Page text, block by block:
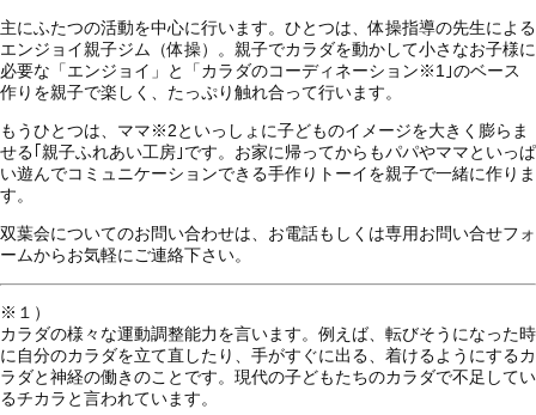
主にふたつの活動を中心に行います。ひとつは、体操指導の先生による
エンジョイ親子ジム（体操）。親子でカラダを動かして小さなお子様に
必要な「エンジョイ」と「カラダのコーディネーション※1 ｣のベース
作りを親子で楽しく、たっぷり触れ合って行います。
もうひとつは、ママ※2といっしょに子どものイメージを大きく膨らま
せる｢親子ふれあい工房｣です。お家に帰ってからもパパやママといっぱ
い遊んでコミュニケーションできる手作りトーイを親子で一緒に作りま
す。
双葉会についてのお問い合わせは、お電話もしくは専用お問い合せフォ
ームからお気軽にご連絡下さい。
※１）
カラダの様々な運動調整能力を言います。例えば、転びそうになった時
に自分のカラダを立て直したり、手がすぐに出る、着けるようにするカ
ラダと神経の働きのことです。現代の子どもたちのカラダで不足してい
るチカラと言われています。